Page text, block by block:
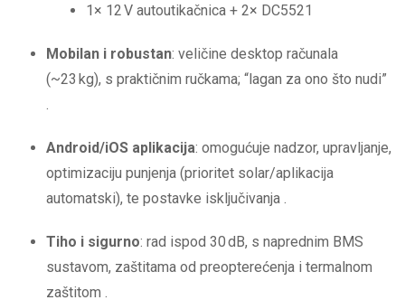
1× 12 V autoutikačnica + 2× DC5521
Mobilan i robustan: veličine desktop računala
(~23 kg), s praktičnim ručkama; “lagan za ono što nudi”
.
Android/iOS aplikacija: omogućuje nadzor, upravljanje,
optimizaciju punjenja (prioritet solar/aplikacija
automatski), te postavke isključivanja .
Tiho i sigurno: rad ispod 30 dB, s naprednim BMS
sustavom, zaštitama od preopterećenja i termalnom
zaštitom .